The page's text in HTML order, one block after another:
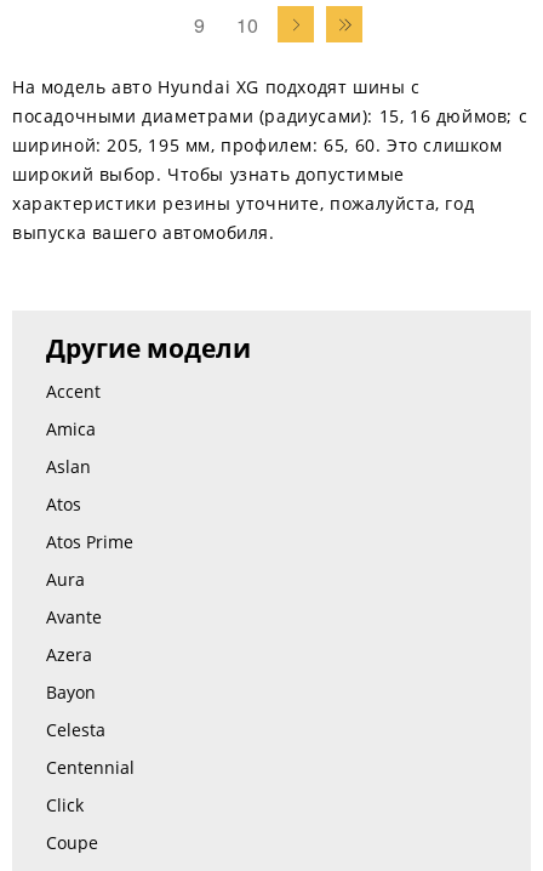
9
10
На модель авто Hyundai XG подходят шины с
посадочными диаметрами (радиусами): 15, 16 дюймов; с
шириной: 205, 195 мм, профилем: 65, 60. Это слишком
широкий выбор. Чтобы узнать допустимые
характеристики резины уточните, пожалуйста, год
выпуска вашего автомобиля.
Другие модели
Accent
Amica
Aslan
Atos
Atos Prime
Aura
Avante
Azera
Bayon
Celesta
Centennial
Click
Coupe